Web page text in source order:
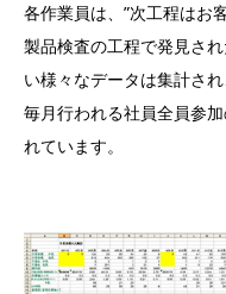
各作業員は、”次工程はお
製品検査の工程で発見さ
い様々なデータは集計さ
毎月行われる社員全員参
れています。